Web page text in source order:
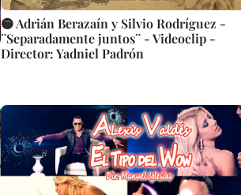
🟡 Adrián Berazaín y Silvio Rodríguez -
¨Separadamente juntos¨ - Videoclip -
Director: Yadniel Padrón